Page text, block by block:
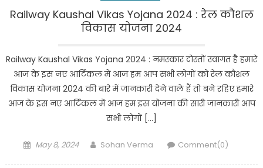
Railway Kaushal Vikas Yojana 2024 : रेल कौशल
विकास योजना 2024
Railway Kaushal Vikas Yojana 2024 : नमस्कार दोस्तों स्वागत है हमारे
आज के इस नए आर्टिकल में आज हम आप सभी लोगों को रेल कौशल
विकास योजना 2024 की बारे में जानकारी देने वाले हैं तो बने रहिए हमारे
आज के इस नए आर्टिकल में आज हम इस योजना की सारी जानकारी आप
सभी लोगों […]
Posted
May 8, 2024 Author
Sohan Verma Comment(0)